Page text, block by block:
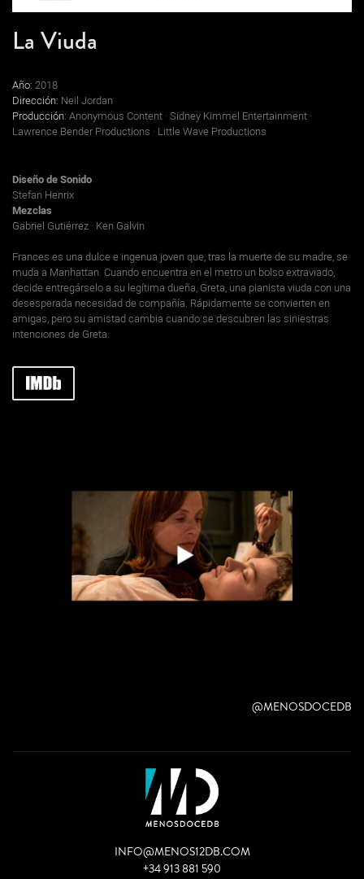
La Viuda
Año: 2018
Dirección: Neil Jordan
Producción: Anonymous Content · Sidney Kimmel Entertainment ·
Lawrence Bender Productions · Little Wave Productions
Diseño de Sonido
Stefan Henrix
Mezclas
Gabriel Gutiérrez · Ken Galvin
Frances es una dulce e ingenua joven que, tras la muerte de su madre, se
muda a Manhattan. Cuando encuentra en el metro un bolso extraviado,
decide entregárselo a su legítima dueña, Greta, una pianista viuda con una
desesperada necesidad de compañía. Rápidamente se convierten en
amigas, pero su amistad cambia cuando se descubren las siniestras
intenciones de Greta.
@MENOSDOCEDB
INFO@MENOS12DB.COM
+34 913 881 590